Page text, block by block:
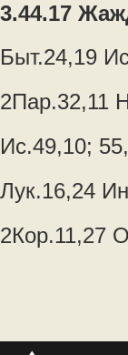
3.44.17
Быт.24,19
2Пар.32,11
Ис.49,10;
Лук.16,24
2Кор.11,27